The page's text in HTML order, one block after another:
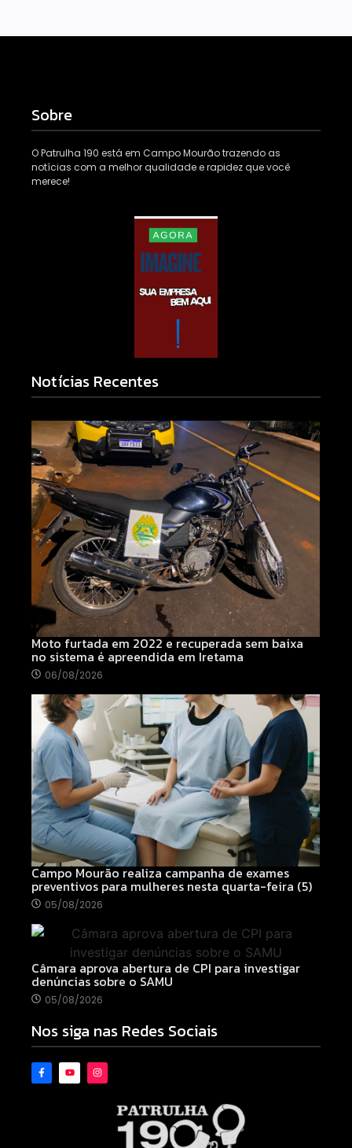
Sobre
O Patrulha 190 está em Campo Mourão trazendo as
notícias com a melhor qualidade e rapidez que você
merece!
Notícias Recentes
Moto furtada em 2022 e recuperada sem baixa
no sistema é apreendida em Iretama
06/08/2026
Campo Mourão realiza campanha de exames
preventivos para mulheres nesta quarta-feira (5)
05/08/2026
Câmara aprova abertura de CPI para investigar
denúncias sobre o SAMU
05/08/2026
Nos siga nas Redes Sociais